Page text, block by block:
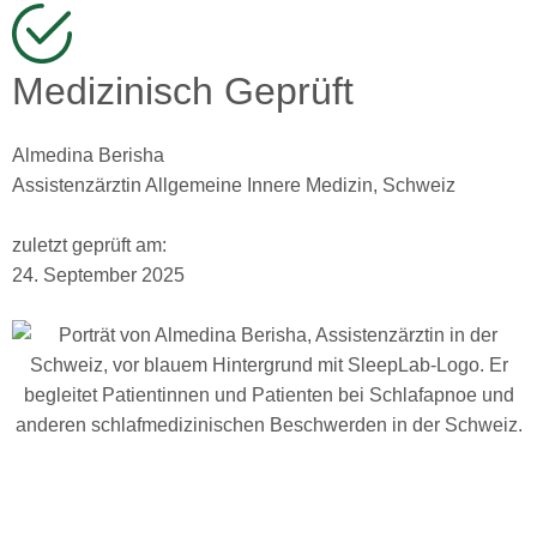
Medizinisch Geprüft
Almedina Berisha
Assistenzärztin Allgemeine Innere Medizin, Schweiz
zuletzt geprüft am:
24. September 2025